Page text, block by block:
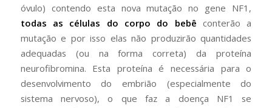
óvulo) contendo esta nova mutação no gene NF1,
todas as células do corpo do bebê conterão a
mutação e por isso elas não produzirão quantidades
adequadas (ou na forma correta) da proteína
neurofibromina. Esta proteína é necessária para o
desenvolvimento do embrião (especialmente do
sistema nervoso), o que faz a doença NF1 se